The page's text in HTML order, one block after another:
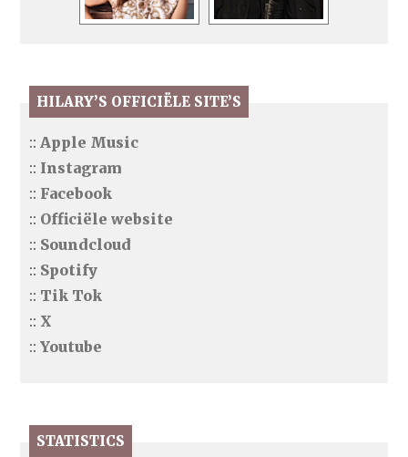
HILARY’S OFFICIËLE SITE’S
::Apple Music
:: Instagram
:: Facebook
:: Officiële website
:: Soundcloud
:: Spotify
:: Tik Tok
:: X
::Youtube
STATISTICS